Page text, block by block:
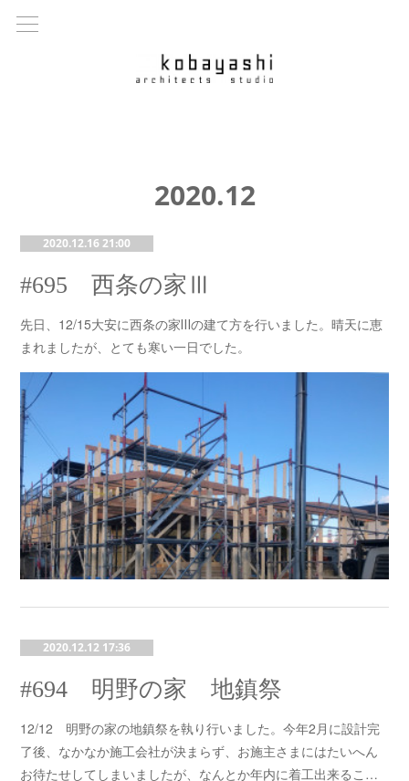
2020.12
2020.12.16 21:00
#695 西条の家Ⅲ
先日、12/15大安に西条の家Ⅲの建て方を行いました。晴天に恵
まれましたが、とても寒い一日でした。
2020.12.12 17:36
#694 明野の家 地鎮祭
12/12 明野の家の地鎮祭を執り行いました。今年2月に設計完
了後、なかなか施工会社が決まらず、お施主さまにはたいへん
お待たせしてしまいましたが、なんとか年内に着工出来るこ…